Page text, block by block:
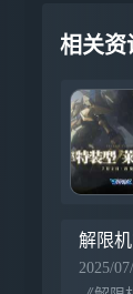
相关资
解限
2025/